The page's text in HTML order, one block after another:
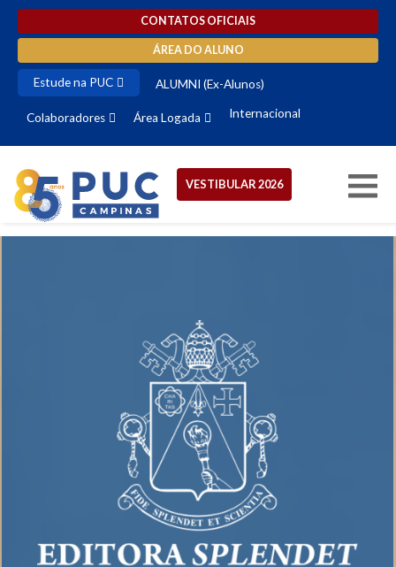
CONTATOS OFICIAIS
ÁREA DO ALUNO
Estude na PUC ALUMNI (Ex-Alunos)
Colaboradores Área Logada Internacional
VESTIBULAR 2026